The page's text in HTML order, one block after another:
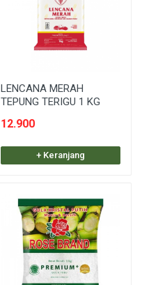
LENCANA MERAH
TEPUNG TERIGU 1 KG
12.900
+ Keranjang